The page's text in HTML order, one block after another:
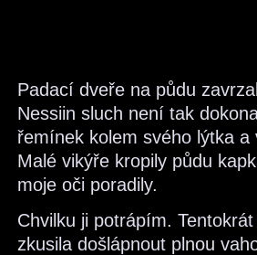
Padací dveře na půdu
Nessiin sluch není tak
řemínek kolem svého lýtka
Malé vikýře kropily půdu
moje oči poradily.
Chvilku ji potrápím.
zkusila došlápnout plnou